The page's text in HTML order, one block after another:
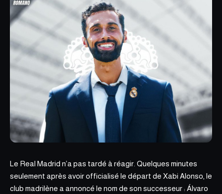
Le Real Madrid n’a pas tardé à réagir. Quelques minutes
seulement après avoir officialisé le départ de Xabi Alonso, le
club madrilène a annoncé le nom de son successeur : Álvaro